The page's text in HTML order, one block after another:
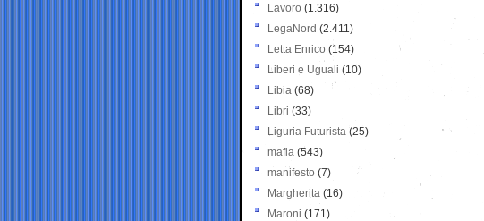
Lavoro (1.316)
LegaNord (2.411)
Letta Enrico (154)
Liberi e Uguali (10)
Libia (68)
Libri (33)
Liguria Futurista (25)
mafia (543)
manifesto (7)
Margherita (16)
Maroni (171)